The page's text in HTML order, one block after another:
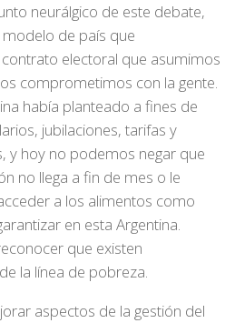
neurálgico de este debate,
de país que
electoral que asumimos
comprometimos con la gente.
había planteado a fines de
jubilaciones, tarifas y
y hoy no podemos negar que
no llega a fin de mes o le
a los alimentos como
en esta Argentina.
que existen
la línea de pobreza.
aspectos de la gestión del